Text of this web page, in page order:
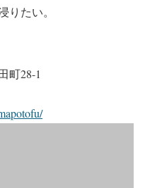
りたい。
町28-1